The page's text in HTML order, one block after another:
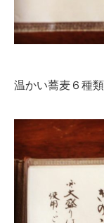
温かい蕎麦６種類